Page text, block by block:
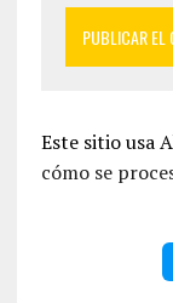
Este sitio usa
cómo se